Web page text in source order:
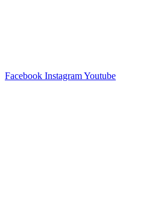
Facebook InstagramYoutube